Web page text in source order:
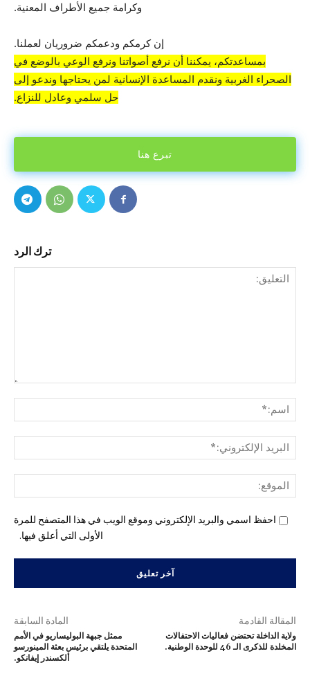
وكرامة جميع الأطراف المعنية.
إن كرمكم ودعمكم ضروريان لعملنا.
بمساعدتكم، يمكننا أن نرفع أصواتنا ونرفع الوعي بالوضع في
الصحراء الغربية ونقدم المساعدة الإنسانية لمن يحتاجها وندعو إلى
حل سلمي وعادل للنزاع.
تبرع هنا
ترك الرد
احفظ اسمي والبريد الإلكتروني وموقع الويب في هذا المتصفح للمرة
الأولى التي أعلق فيها.
المادة السابقة
ممثل جبهة البوليساريو في الأمم
المتحدة يلتقي برئيس بعثة المينورسو
ألكسندر إيفانكو.
المقالة القادمة
ولاية الداخلة تحتضن فعاليات الاحتفالات
المخلدة للذكرى الـ 46 للوحدة الوطنية.